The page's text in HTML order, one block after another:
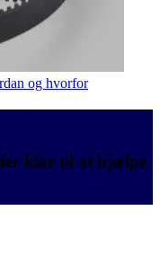
og hvorfor
klar til at hjælpe